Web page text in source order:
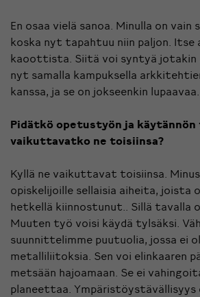
En osaa vielä sanoa. Minulla on vain
koska nyt tapahtuu niin paljon. Itse
kaoottista. Siitä voi syntyä jotakin
nyt samalla kampuksella
kanssa, ja se on jokseenkin lupaavaa.
Pidätkö opetustyön ja
vaikuttavatko ne toisiinsa?
Kyllä ne vaikuttavat toisiinsa.
opiskelijoille sellaisia aiheita, joista
hetkellä kiinnostunut.. Sillä tavalla
Muuten työ voisi käydä tylsäksi.
suunnittelimme puutuolia, jossa ei
metalliliitoksia. Sen voi elinkaaren
metsään hajoamaan. Se ei
planeettaa. Ympäristöystävällisyys